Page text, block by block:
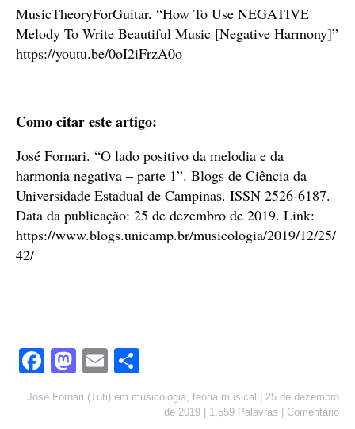
MusicTheoryForGuitar. “How To Use NEGATIVE
Melody To Write Beautiful Music [Negative Harmony]”
https://youtu.be/0oI2iFrzA0o
Como citar este artigo:
José Fornari. “O lado positivo da melodia e da
harmonia negativa – parte 1”. Blogs de Ciência da
Universidade Estadual de Campinas. ISSN 2526-6187.
Data da publicação: 25 de dezembro de 2019. Link:
https://www.blogs.unicamp.br/musicologia/2019/12/25/
42/
Fa
ce
bo
M
as
to
E
m
ail
ha
re
José Fornari (Tuti) em musicologia teoria musical
25 de dezembro
de 2019
1,559 Palavras Comentário